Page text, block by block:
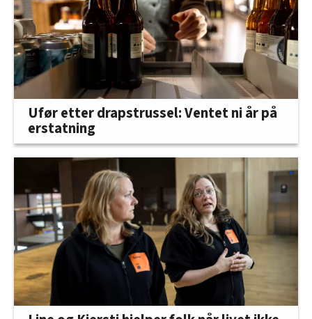
Ufør etter drapstrussel: Ventet ni år på
erstatning